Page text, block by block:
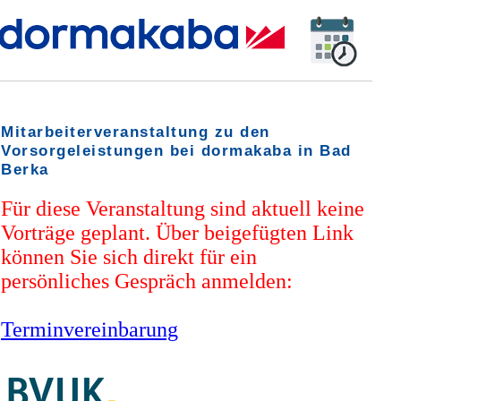
Mitarbeiterveranstaltung zu den
Vorsorgeleistungen bei dormakaba in Bad
Berka
Für diese Veranstaltung sind aktuell keine
Vorträge geplant. Über beigefügten Link
können Sie sich direkt für ein
persönliches Gespräch anmelden:
Terminvereinbarung